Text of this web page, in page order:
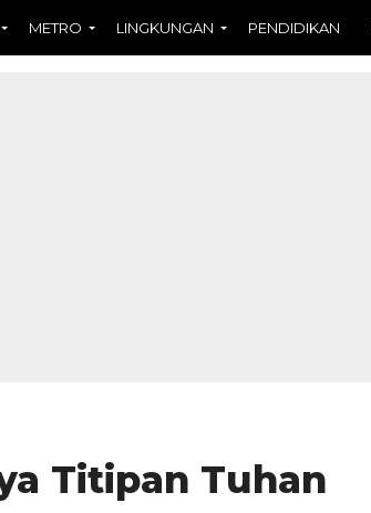
METRO LINGKUNGAN PENDIDIKAN
Titipan Tuhan